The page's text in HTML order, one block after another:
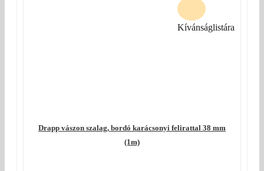
Drapp vászon szalag, bordó karácsonyi felirattal 38 mm
(1m)
Kívánságlistára